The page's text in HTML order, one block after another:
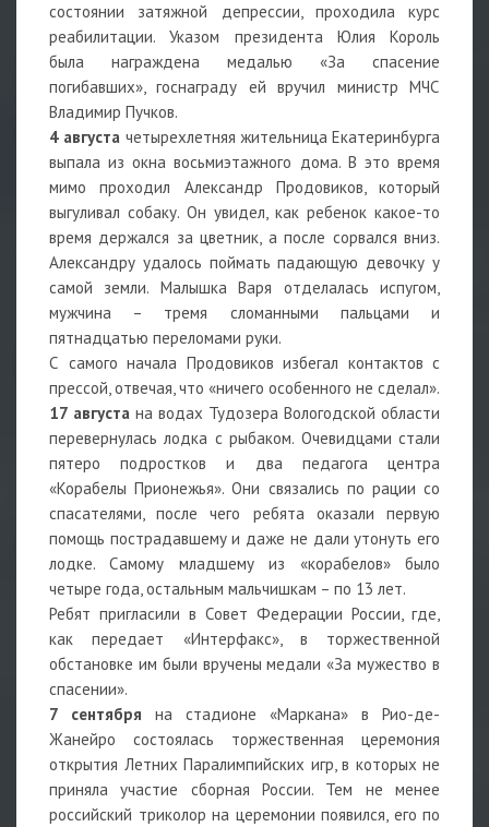
состоянии затяжной депрессии, проходила курс
реабилитации. Указом президента Юлия Король
была награждена медалью «За спасение
погибавших», госнаграду ей вручил министр МЧС
Владимир Пучков.
4 августа четырехлетняя жительница Екатеринбурга
выпала из окна восьмиэтажного дома. В это время
мимо проходил Александр Продовиков, который
выгуливал собаку. Он увидел, как ребенок какое-то
время держался за цветник, а после сорвался вниз.
Александру удалось поймать падающую девочку у
самой земли. Малышка Варя отделалась испугом,
мужчина – тремя сломанными пальцами и
пятнадцатью переломами руки.
С самого начала Продовиков избегал контактов с
прессой, отвечая, что «ничего особенного не сделал».
17 августа на водах Тудозера Вологодской области
перевернулась лодка с рыбаком. Очевидцами стали
пятеро подростков и два педагога центра
«Корабелы Прионежья». Они связались по рации со
спасателями, после чего ребята оказали первую
помощь пострадавшему и даже не дали утонуть его
лодке. Самому младшему из «корабелов» было
четыре года, остальным мальчишкам – по 13 лет.
Ребят пригласили в Совет Федерации России, где,
как передает «Интерфакс», в торжественной
обстановке им были вручены медали «За мужество в
спасении».
7 сентября на стадионе «Маркана» в Рио-де-
Жанейро состоялась торжественная церемония
открытия Летних Паралимпийских игр, в которых не
приняла участие сборная России. Тем не менее
российский триколор на церемонии появился, его по